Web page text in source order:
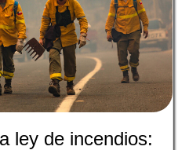
ley de incendios: